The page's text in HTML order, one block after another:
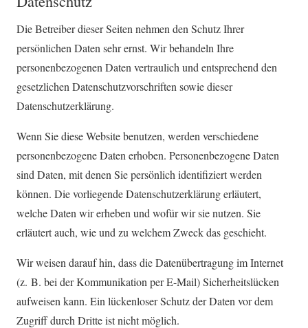
Die Betreiber dieser Seiten nehmen den Schutz Ihrer
persönlichen Daten sehr ernst. Wir behandeln Ihre
personenbezogenen Daten vertraulich und entsprechend den
gesetzlichen Datenschutzvorschriften sowie dieser
Datenschutzerklärung.
Wenn Sie diese Website benutzen, werden verschiedene
personenbezogene Daten erhoben. Personenbezogene Daten
sind Daten, mit denen Sie persönlich identifiziert werden
können. Die vorliegende Datenschutzerklärung erläutert,
welche Daten wir erheben und wofür wir sie nutzen. Sie
erläutert auch, wie und zu welchem Zweck das geschieht.
Wir weisen darauf hin, dass die Datenübertragung im Internet
(z. B. bei der Kommunikation per E-Mail) Sicherheitslücken
aufweisen kann. Ein lückenloser Schutz der Daten vor dem
Zugriff durch Dritte ist nicht möglich.